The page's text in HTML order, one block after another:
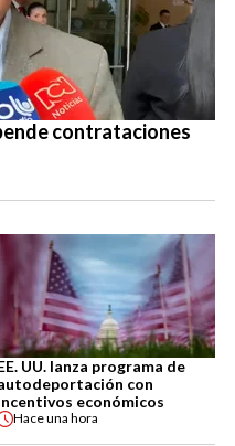
contrataciones
UU. lanza programa de
con
económicos
Haceuna hora